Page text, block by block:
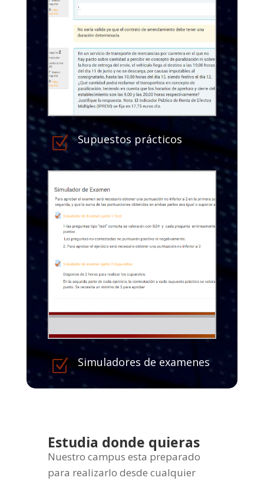
Z Supuestos prácticos
Z Simuladores de examenes
Estudia donde quieras
Nuestro campus esta preparado
para realizarlo desde cualquier